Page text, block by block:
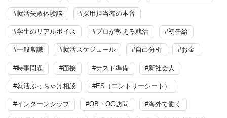
#就活失敗体験談 #採用担当者の本音
#学生のリアルボイス #プロが教える就活 #初任給
#一般常識 #就活スケジュール #自己分析 #お金
#時事問題 #面接 #テスト準備 #新社会人
#就活ぶっちゃけ相談 #ES（エントリーシート）
#インターンシップ #OB・OG訪問 #海外で働く